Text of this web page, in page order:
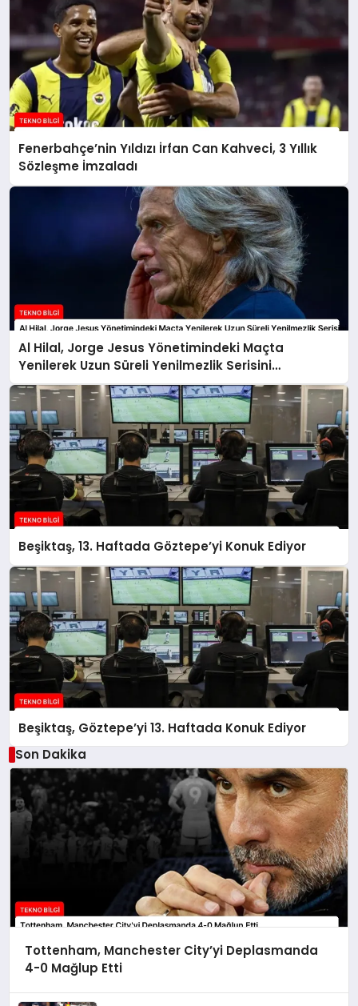
Fenerbahçe’nin Yıldızı İrfan Can Kahveci, 3 Yıllık
Sözleşme İmzaladı
Al Hilal, Jorge Jesus Yönetimindeki Maçta
Yenilerek Uzun Süreli Yenilmezlik Serisini
Sonlandırdı
Beşiktaş, 13. Haftada Göztepe’yi Konuk Ediyor
Beşiktaş, Göztepe’yi 13. Haftada Konuk Ediyor
Son Dakika
Tottenham, Manchester City’yi Deplasmanda
4-0 Mağlup Etti